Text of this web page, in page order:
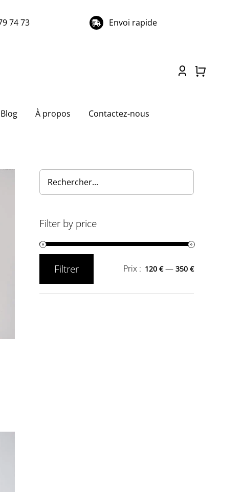
74 73 Envoi rapide
Blog À propos Contactez-nous
Filter by price
Filtrer Prix : 120 €— 350 €